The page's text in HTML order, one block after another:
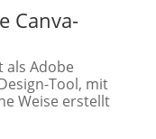
Canva-
als Adobe
Tool, mit
Weise erstellt